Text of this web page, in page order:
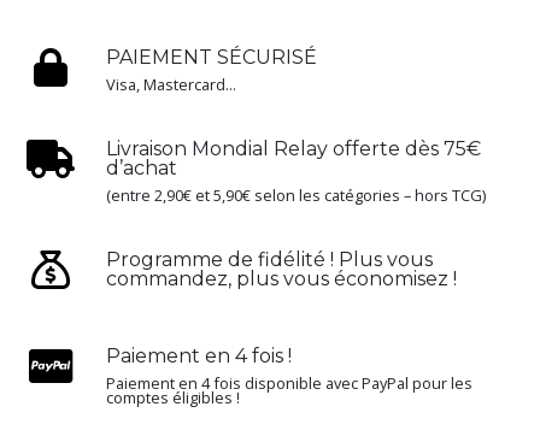
PAIEMENT SÉCURISÉ
Visa, Mastercard...
Livraison Mondial Relay offerte dès 75€
d’achat
(entre 2,90€ et 5,90€ selon les catégories – hors TCG)
Programme de fidélité ! Plus vous
commandez, plus vous économisez !
Paiement en 4 fois !
Paiement en 4 fois disponible avec PayPal pour les
comptes éligibles !